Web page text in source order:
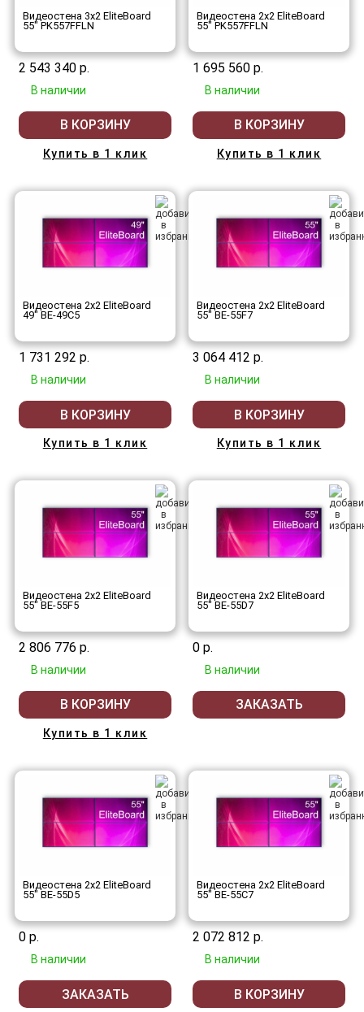
Видеостена 3x2 EliteBoard
55" PK557FFLN
2 543 340 р.
В наличии
В КОРЗИНУ
Купить в 1 клик
Видеостена 2x2 EliteBoard
55" PK557FFLN
1 695 560 р.
В наличии
В КОРЗИНУ
Купить в 1 клик
Видеостена 2x2 EliteBoard
49" BE-49C5
1 731 292 р.
В наличии
В КОРЗИНУ
Купить в 1 клик
Видеостена 2x2 EliteBoard
55" BE-55F7
3 064 412 р.
В наличии
В КОРЗИНУ
Купить в 1 клик
Видеостена 2x2 EliteBoard
55" BE-55F5
2 806 776 р.
В наличии
В КОРЗИНУ
Купить в 1 клик
Видеостена 2x2 EliteBoard
55" BE-55D7
0 р.
В наличии
ЗАКАЗАТЬ
Видеостена 2x2 EliteBoard
55" BE-55D5
0 р.
В наличии
ЗАКАЗАТЬ
Видеостена 2x2 EliteBoard
55" BE-55C7
2 072 812 р.
В наличии
В КОРЗИНУ